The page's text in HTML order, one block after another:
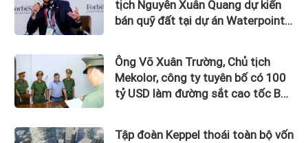
tịch Nguyễn Xuân Quang dự kiến
bán quỹ đất tại dự án Waterpoint,
Ông Võ Xuân Trường, Chủ tịch
Mekolor, công ty tuyên bố có 100
tỷ USD làm đường sắt cao tốc Bắc
Tập đoàn Keppel thoái toàn bộ vốn